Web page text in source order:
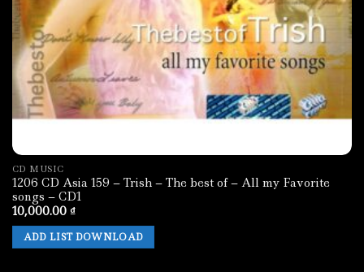
CD MUSIC
1206 CD Asia 159 – Trish – The best of – All my Favorite
songs – CD1
10,000.00 ₫
ADD LIST DOWNLOAD